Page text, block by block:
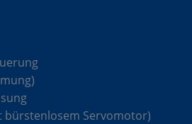
bürstenlosem Servomotor)